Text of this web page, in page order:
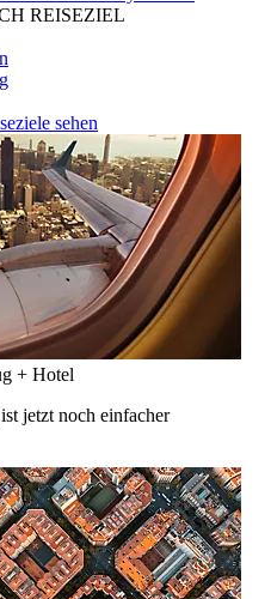
REISEZIEL
sehen
+ Hotel
jetzt noch einfacher